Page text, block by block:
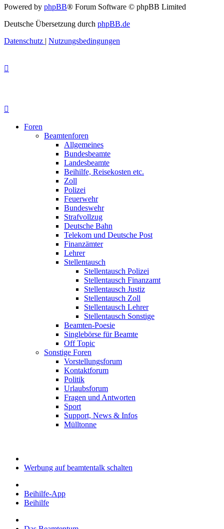
Powered by phpBB® Forum Software © phpBB Limited
Deutsche Übersetzung durch phpBB.de
Datenschutz | Nutzungsbedingungen
Foren
Beamtenforen
Allgemeines
Bundesbeamte
Landesbeamte
Beihilfe, Reisekosten etc.
Zoll
Polizei
Feuerwehr
Bundeswehr
Strafvollzug
Deutsche Bahn
Telekom und Deutsche Post
Finanzämter
Lehrer
Stellentausch
Stellentausch Polizei
Stellentausch Finanzamt
Stellentausch Justiz
Stellentausch Zoll
Stellentausch Lehrer
Stellentausch Sonstige
Beamten-Poesie
Singlebörse für Beamte
Off Topic
Sonstige Foren
Vorstellungsforum
Kontaktforum
Politik
Urlaubsforum
Fragen und Antworten
Sport
Support, News & Infos
Mülltonne
Werbung auf beamtentalk schalten
Beihilfe-App
Beihilfe